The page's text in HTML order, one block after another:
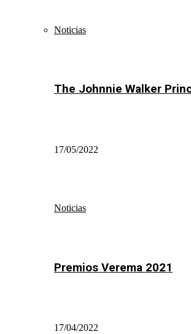
Noticias
The Johnnie Walker
17/05/2022
Noticias
Premios Verema 2021
17/04/2022